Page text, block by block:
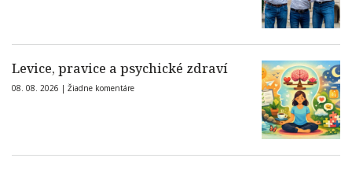
Levice, pravice a psychické zdraví
08. 08. 2026 | Žiadne komentáre